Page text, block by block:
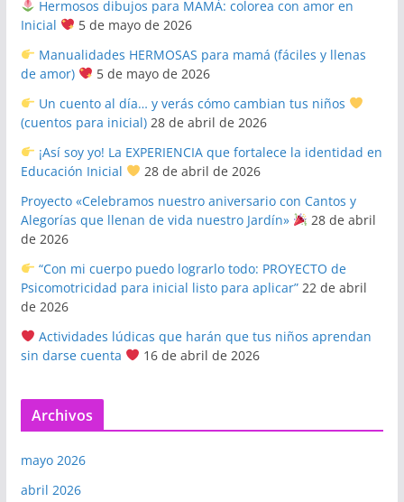
Hermosos dibujos para MAMÁ: colorea con amor en
Inicial
5 de mayo de 2026
Manualidades HERMOSAS para mamá (fáciles y llenas
de amor)
5 de mayo de 2026
Un cuento al día… y verás cómo cambian tus niños
(cuentos para inicial) 28 de abril de 2026
¡Así soy yo! La EXPERIENCIA que fortalece la identidad en
Educación Inicial
28 de abril de 2026
Proyecto «Celebramos nuestro aniversario con Cantos y
Alegorías que llenan de vida nuestro Jardín»
28 de abril
de 2026
“Con mi cuerpo puedo lograrlo todo: PROYECTO de
Psicomotricidad para inicial listo para aplicar” 22 de abril
de 2026
Actividades lúdicas que harán que tus niños aprendan
sin darse cuenta
16 de abril de 2026
Archivos
mayo 2026
abril 2026